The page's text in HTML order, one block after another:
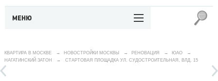
МЕНЮ
КВАРТИРА В МОСКВЕ → НОВОСТРОЙКИ МОСКВЫ → РЕНОВАЦИЯ → ЮАО
→
НАГАТИНСКИЙ ЗАТОН
→ СТАРТОВАЯ ПЛОЩАДКА УЛ. СУДОСТРОИТЕЛЬНАЯ, ВЛД. 15